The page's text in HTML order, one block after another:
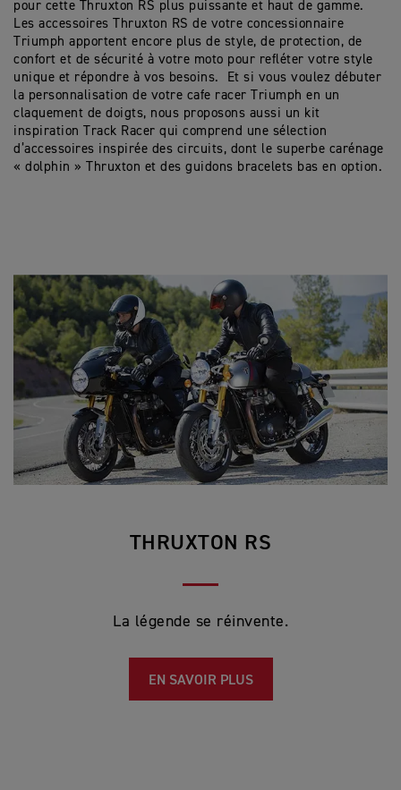
pour cette Thruxton RS plus puissante et haut de gamme.
Les accessoires Thruxton RS de votre concessionnaire
Triumph apportent encore plus de style, de protection, de
confort et de sécurité à votre moto pour refléter votre style
unique et répondre à vos besoins. Et si vous voulez débuter
la personnalisation de votre cafe racer Triumph en un
claquement de doigts, nous proposons aussi un kit
inspiration Track Racer qui comprend une sélection
d’accessoires inspirée des circuits, dont le superbe carénage
« dolphin » Thruxton et des guidons bracelets bas en option.
THRUXTON RS
La légende se réinvente.
EN SAVOIR PLUS